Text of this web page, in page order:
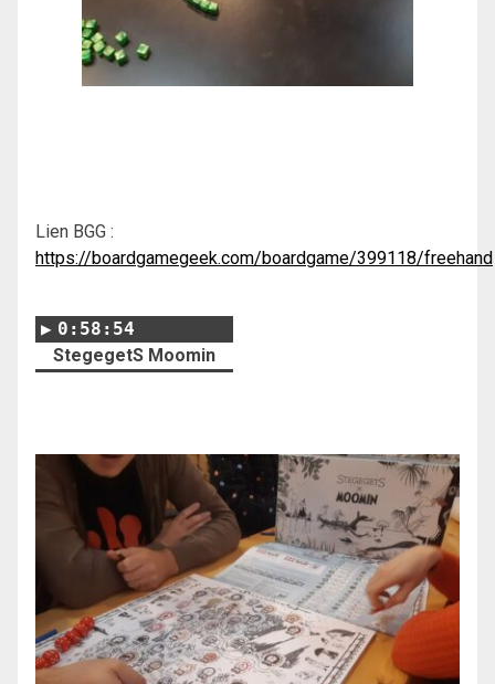
Lien BGG :
https://boardgamegeek.com/boardgame/399118/freehand
0:58:54
StegegetS Moomin